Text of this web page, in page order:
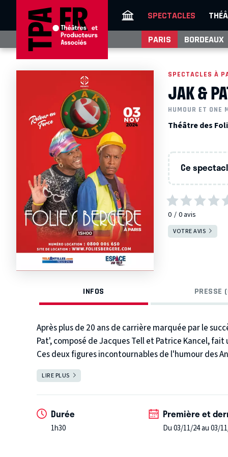
SPECTACLES
PARIS BORDEAUX
SPECTACLES À
JAK &
HUMOUR ET ONE
Théâtre des
Ce
0 0avis
VOTRE AVIS
INFOS PRESSE
Après plus de 20 ans de carrière marquée par le
Pat', composé de Jacques Tell et Patrice Kancel,
Ces deux figures incontournables de l'humour des
avec un spectacle intitulé "Retour en Force".
personnages inoubliables tels que Omer au Queen,
spectacle revisite leurs grands classiques tout en
réservant des surprises inédites au public. Après
LIRE PLUS
Durée
1h30
Première et
Du 03/11/24 au 03/